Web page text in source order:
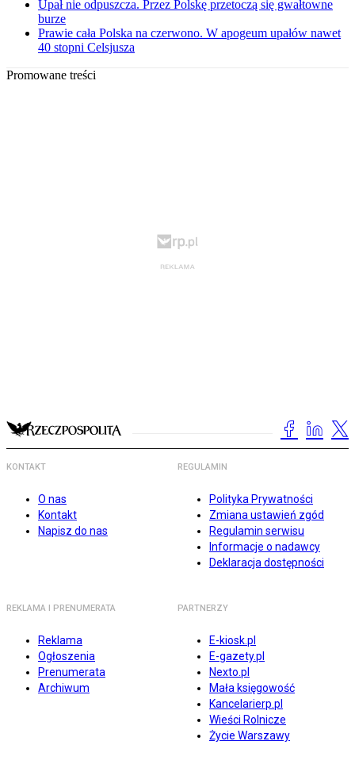
Upał nie odpuszcza. Przez Polskę przetoczą się gwałtowne
burze
Prawie cała Polska na czerwono. W apogeum upałów nawet
40 stopni Celsjusza
Promowane treści
KONTAKT
O nas
Kontakt
Napisz do nas
REGULAMIN
Polityka Prywatności
Zmiana ustawień zgód
Regulamin serwisu
Informacje o nadawcy
Deklaracja dostępności
REKLAMA I PRENUMERATA
Reklama
Ogłoszenia
Prenumerata
Archiwum
PARTNERZY
E-kiosk.pl
E-gazety.pl
Nexto.pl
Mała księgowość
Kancelarierp.pl
Wieści Rolnicze
Życie Warszawy